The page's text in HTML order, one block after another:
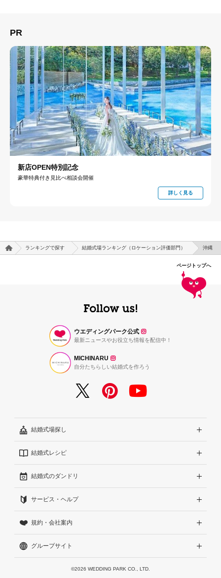
PR
新店OPEN特別記念
豪華特典付き見比べ相談会開催
詳しく見る
ランキングで探す 結婚式場ランキング（ロケーション評価部門） 沖縄
ページトップへ
ウエディングパーク公式
最新ニュースやお役立ち情報を配信中！
MICHINARU
自分たちらしい結婚式を作ろう
結婚式場探し
エリアから探す
こだわりから探す
雰囲気から探す
見積りから探す
ランキングから探す
アワード受賞会場から探す
結婚式レシピ
結婚式準備レポート『ハナレポ』
結婚式当日の動画『ムビレポ』
結婚式のダンドリ
結婚準備ガイド
Wedding Park Magazine
結婚お悩みQ&A
サービス・ヘルプ
サイトコンセプト
はじめての方へ
運営方針（クチコミへの取り組み）
規約・会社案内
利用規約
プライバシーポリシー
グループサイト
Wedding Park 海外©2026 WEDDING PARK CO., LTD.